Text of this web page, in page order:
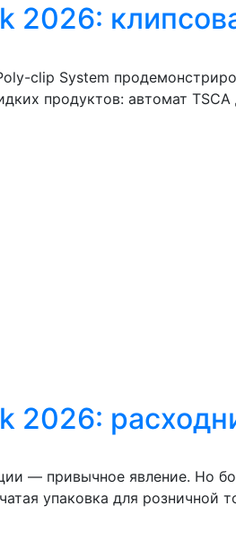
2026:
clip System
продуктов: автомат
— привычное явление. Но
упаковка для розничной